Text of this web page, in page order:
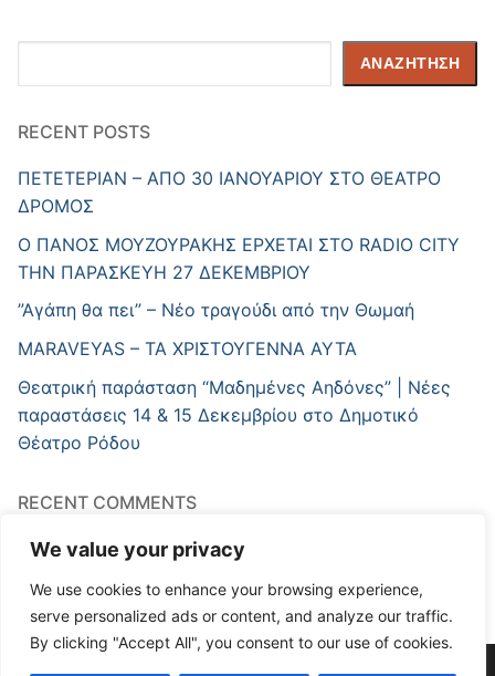
We value your privacy
We use cookies to enhance your browsing experience,
serve personalized ads or content, and analyze our traffic.
By clicking "Accept All", you consent to our use of cookies.
ΑΝΑΖΉΤΗΣΗ
RECENT POSTS
ΠΕΤΕΤΕΡΙΑΝ – ΑΠΟ 30 ΙΑΝΟΥΑΡΙΟΥ ΣΤΟ ΘΕΑΤΡΟ
ΔΡΟΜΟΣ
Ο ΠΑΝΟΣ ΜΟΥΖΟΥΡΑΚΗΣ ΕΡΧΕΤΑΙ ΣΤΟ RADIO CITY
ΤΗΝ ΠΑΡΑΣΚΕΥΗ 27 ΔΕΚΕΜΒΡΙΟΥ
”Αγάπη θα πει” – Νέο τραγούδι από την Θωμαή
MARAVEYAS – ΤΑ ΧΡΙΣΤΟΥΓΕΝΝΑ ΑΥΤΑ
Θεατρική παράσταση “Μαδημένες Αηδόνες” | Νέες
παραστάσεις 14 & 15 Δεκεμβρίου στο Δημοτικό
Θέατρο Ρόδου
RECENT COMMENTS
A WordPress Commenter